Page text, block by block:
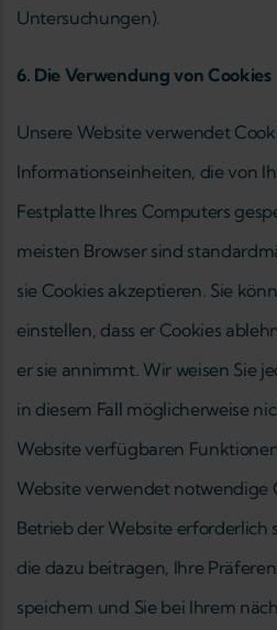
Untersuchungen).
6. Die Verwendung von Cookies
Unsere Website verwendet
Informationseinheiten, die von
Festplatte Ihres Computers
meisten Browser sind
sie Cookies akzeptieren. Sie
einstellen, dass er Cookies
er sie annimmt. Wir weisen Sie
in diesem Fall möglicherweise
Website verfügbaren
Website verwendet notwendige
Betrieb der Website erforderlich
die dazu beitragen, Ihre
speichern und Sie bei Ihrem